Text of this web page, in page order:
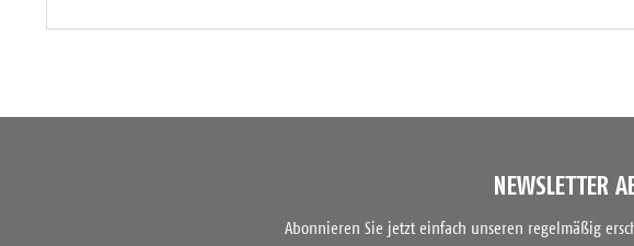
NEWSLETTER
Abonnieren Sie jetzt einfach unseren regelmäßig